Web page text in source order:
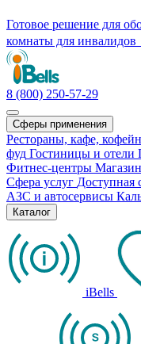
Готовое решение для
комнаты для
8 (800) 250-57-29
Сферы применения
Рестораны, кафе,
фуд Гостиницы и отели
Фитнес-центры
Сфера услуг Доступная
АЗС и автосервисы
Каталог
iBells